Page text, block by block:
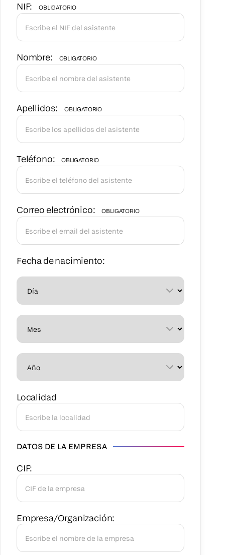
NIF: OBLIGATORIO
Nombre: OBLIGATORIO
Apellidos: OBLIGATORIO
Teléfono: OBLIGATORIO
Correo electrónico: OBLIGATORIO
Fecha de nacimiento:
Localidad
DATOS DE LA EMPRESA
CIF:
Empresa/Organización: